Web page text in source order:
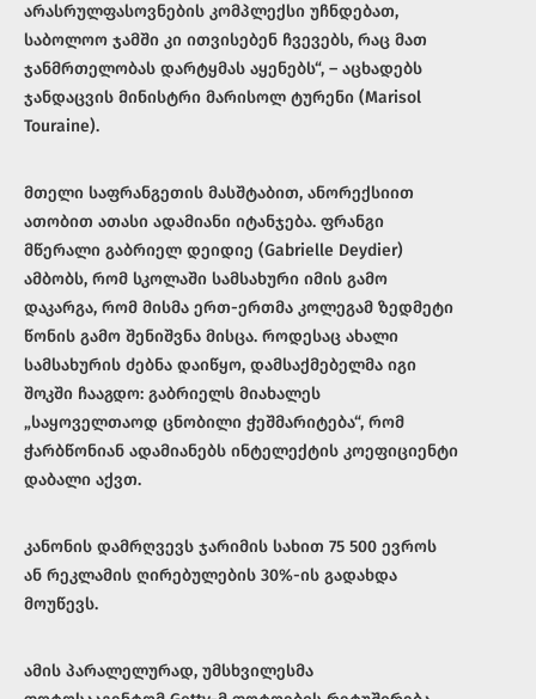
არასრულფასოვნების კომპლექსი უჩნდებათ,
საბოლოო ჯამში კი ითვისებენ ჩვევებს, რაც მათ
ჯანმრთელობას დარტყმას აყენებს“, – აცხადებს
ჯანდაცვის მინისტრი მარისოლ ტურენი (Marisol
Touraine).
მთელი საფრანგეთის მასშტაბით, ანორექსიით
ათობით ათასი ადამიანი იტანჯება. ფრანგი
მწერალი გაბრიელ დეიდიე (Gabrielle Deydier)
ამბობს, რომ სკოლაში სამსახური იმის გამო
დაკარგა, რომ მისმა ერთ-ერთმა კოლეგამ ზედმეტი
წონის გამო შენიშვნა მისცა. როდესაც ახალი
სამსახურის ძებნა დაიწყო, დამსაქმებელმა იგი
შოკში ჩააგდო: გაბრიელს მიახალეს
„საყოველთაოდ ცნობილი ჭეშმარიტება“, რომ
ჭარბწონიან ადამიანებს ინტელექტის კოეფიციენტი
დაბალი აქვთ.
კანონის დამრღვევს ჯარიმის სახით 75 500 ევროს
ან რეკლამის ღირებულების 30%-ის გადახდა
მოუწევს.
ამის პარალელურად, უმსხვილესმა